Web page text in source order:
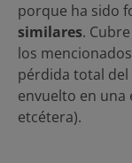
porque ha sido
similares.
los
pérdida total del
envuelto en una
etcétera).